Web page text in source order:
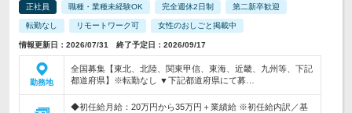
正社員 職種・業種未経験OK 完全週休2日制 第二新卒歓迎
転勤なし リモートワーク可 女性のおしごと掲載中
情報更新日：2026/07/31 終了予定日：2026/09/17
勤務地
全国募集【東北、北陸、関東甲信、東海、近畿、九州等、下記
都道府県】※転勤なし ▼下記都道府県にて募…
◆初任給月給：20万円から35万円＋業績給 ※初任給内訳／基